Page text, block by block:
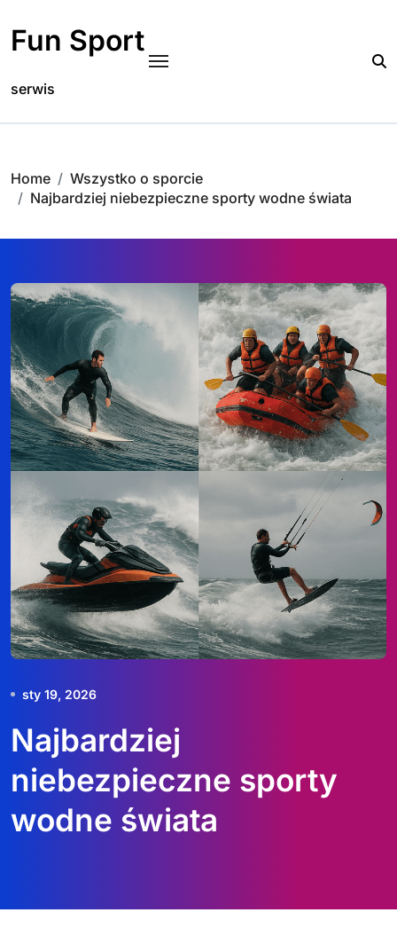
content
Fun Sport
serwis
Home
Wszystko o sporcie
Najbardziej niebezpieczne sporty wodne świata
sty 19, 2026
Najbardziej
niebezpieczne sporty
wodne świata